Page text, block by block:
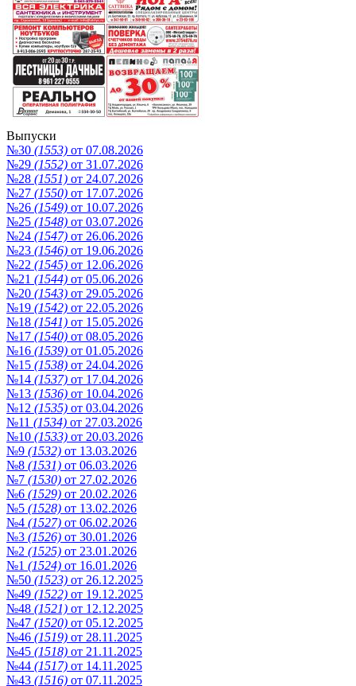
Выпуски
№30 (1553) от 07.08.2026
№29 (1552) от 31.07.2026
№28 (1551) от 24.07.2026
№27 (1550) от 17.07.2026
№26 (1549) от 10.07.2026
№25 (1548) от 03.07.2026
№24 (1547) от 26.06.2026
№23 (1546) от 19.06.2026
№22 (1545) от 12.06.2026
№21 (1544) от 05.06.2026
№20 (1543) от 29.05.2026
№19 (1542) от 22.05.2026
№18 (1541) от 15.05.2026
№17 (1540) от 08.05.2026
№16 (1539) от 01.05.2026
№15 (1538) от 24.04.2026
№14 (1537) от 17.04.2026
№13 (1536) от 10.04.2026
№12 (1535) от 03.04.2026
№11 (1534) от 27.03.2026
№10 (1533) от 20.03.2026
№9 (1532) от 13.03.2026
№8 (1531) от 06.03.2026
№7 (1530) от 27.02.2026
№6 (1529) от 20.02.2026
№5 (1528) от 13.02.2026
№4 (1527) от 06.02.2026
№3 (1526) от 30.01.2026
№2 (1525) от 23.01.2026
№1 (1524) от 16.01.2026
№50 (1523) от 26.12.2025
№49 (1522) от 19.12.2025
№48 (1521) от 12.12.2025
№47 (1520) от 05.12.2025
№46 (1519) от 28.11.2025
№45 (1518) от 21.11.2025
№44 (1517) от 14.11.2025
№43 (1516) от 07.11.2025